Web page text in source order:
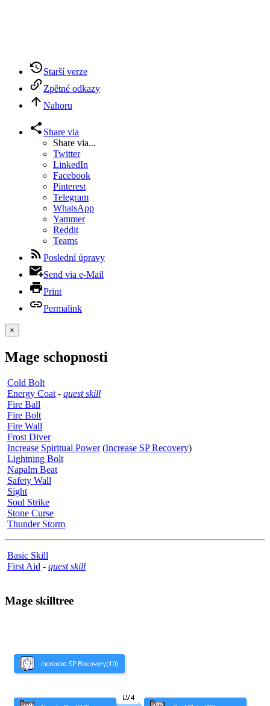
Starší verze
Zpětné odkazy
Nahoru
Share via
Share via...
Twitter
LinkedIn
Facebook
Pinterest
Telegram
WhatsApp
Yammer
Reddit
Teams
Poslední úpravy
Send via e-Mail
Print
Permalink
×
Mage schopnosti
Cold Bolt
Energy Coat - quest skill
Fire Ball
Fire Bolt
Fire Wall
Frost Diver
Increase Spiritual Power(Increase SP Recovery)
Lightning Bolt
Napalm Beat
Safety Wall
Sight
Soul Strike
Stone Curse
Thunder Storm
Basic Skill
First Aid - quest skill
Mage skilltree